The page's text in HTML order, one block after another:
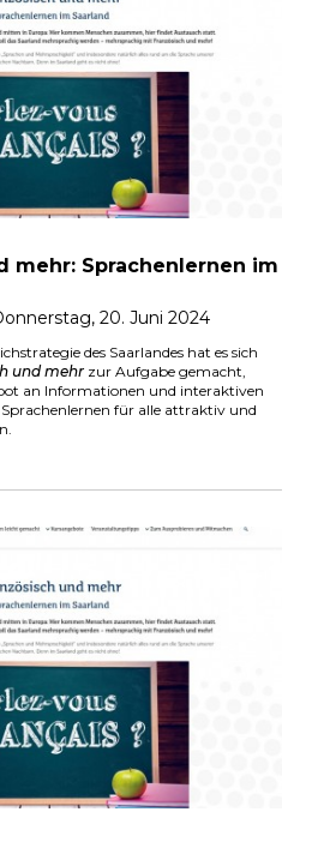
mehr: Sprachenlernen im
20. Juni 2024
des Saarlandes hat es sich
und mehr zur Aufgabe gemacht,
an Informationen und interaktiven
für alle attraktiv und